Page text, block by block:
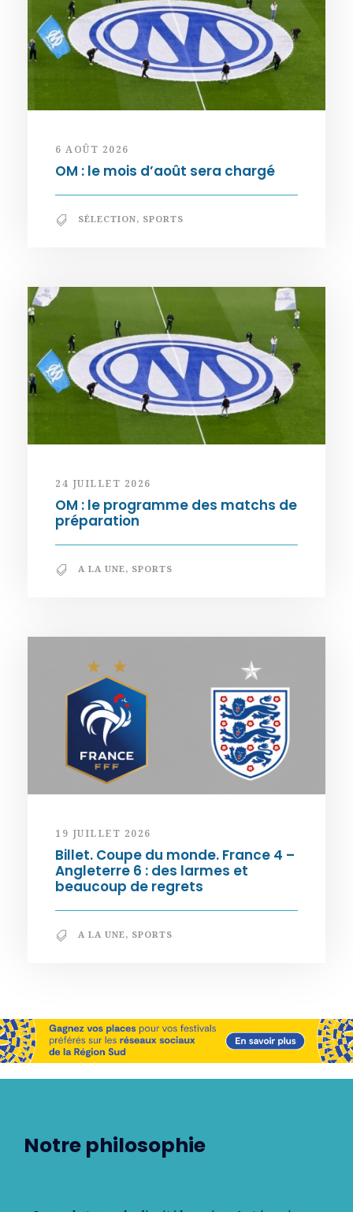
6 AOÛT 2026
OM : le mois d’août sera chargé
SÉLECTION, SPORTS
24 JUILLET 2026
OM : le programme des matchs de
préparation
A LA UNE, SPORTS
19 JUILLET 2026
Billet. Coupe du monde. France 4 –
Angleterre 6 : des larmes et
beaucoup de regrets
A LA UNE, SPORTS
Notre philosophie